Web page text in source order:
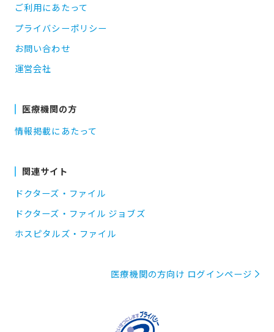
ご利用にあたって
プライバシーポリシー
お問い合わせ
運営会社
医療機関の方
情報掲載にあたって
関連サイト
ドクターズ・ファイル
ドクターズ・ファイル ジョブズ
ホスピタルズ・ファイル
医療機関の方向け ログインページ